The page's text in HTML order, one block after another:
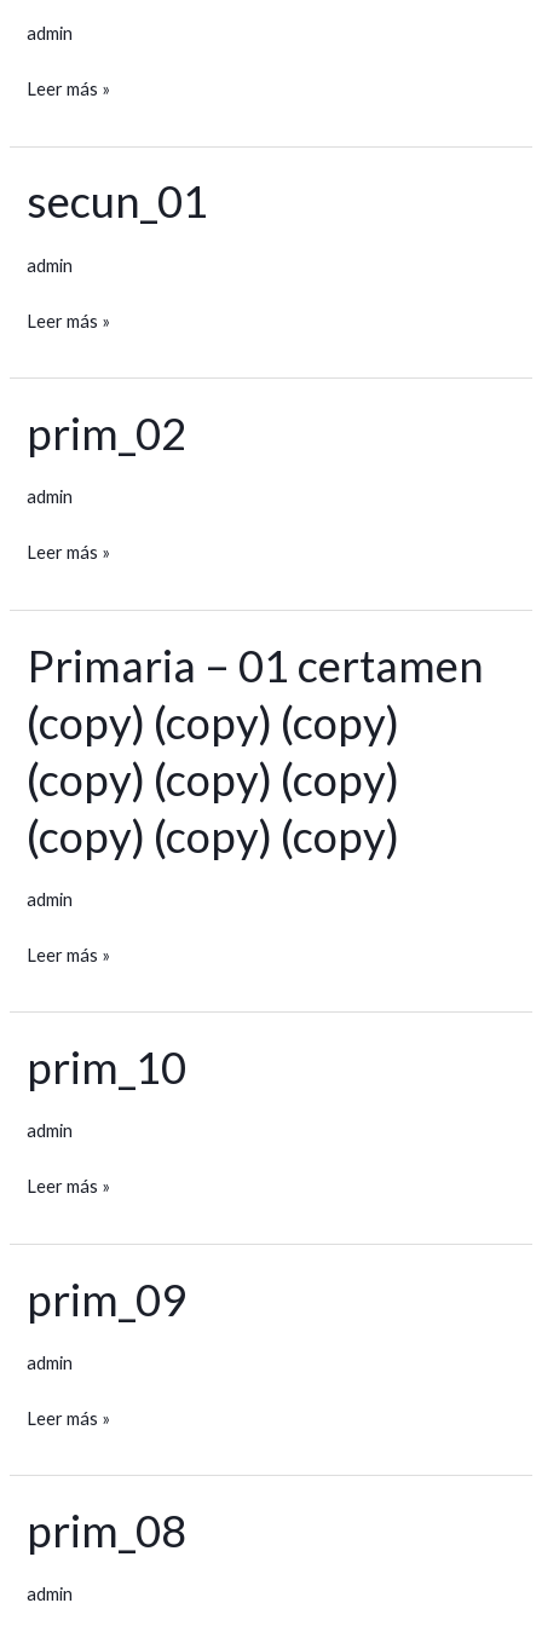
admin
Leer más »
secun_01
admin
Leer más »
prim_02
admin
prim_02
Leer más »
Primaria – 01 certamen
(copy) (copy) (copy)
(copy) (copy) (copy)
(copy) (copy) (copy)
admin
Primaria
–
01
certamen
(copy)
(copy)
(copy)
(copy)
(copy)
Leer más »
prim_10
admin
prim_10
Leer más »
prim_09
admin
prim_09
Leer más »
prim_08
admin
prim_08